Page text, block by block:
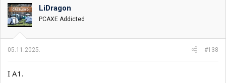
o
v
a
n
:
LiDragon
PCAXE Addicted
05.11.2025. #138
I A1.